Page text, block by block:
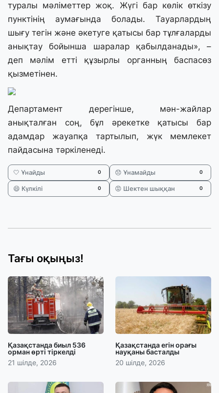
туралы мәліметтер жоқ. Жүгі бар көлік өткізу
пунктінің аумағында болады. Тауарлардың
шығу тегін және әкетуге қатысы бар тұлғаларды
анықтау бойынша шаралар қабылданады», –
деп мәлім етті құзырлы органның баспасөз
қызметінен.
Департамент дерегінше, мән-жайлар
анықталған соң, бұл әрекетке қатысы бар
адамдар жауапқа тартылып, жүк мемлекет
пайдасына тәркіленеді.
🤍 Ұнайды 0 😞 Ұнамайды 0
😄 Күлкілі 0 😡 Шектен шыққан 0
Тағы оқыңыз!
Қазақстанда биыл 536
орман өрті тіркелді
21 шілде, 2026
Қазақстанда егін орағы
науқаны басталды
20 шілде, 2026